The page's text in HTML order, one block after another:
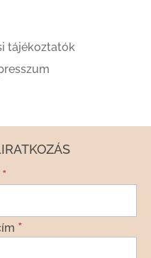
tájékoztatók
*
*